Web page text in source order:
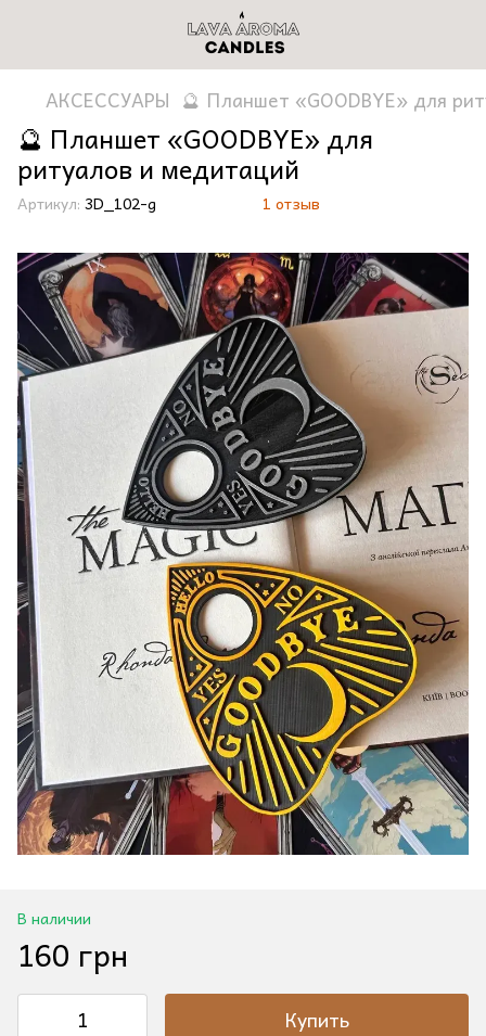
АКСЕССУАРЫ 🔮 Планшет «GOODBYE» для
🔮 Планшет «GOODBYE» для
ритуалов и медитаций
Артикул: 3D_102-g 1 отзыв
В наличии
160 грн
Купить